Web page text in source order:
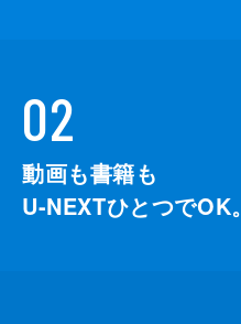
02
動画も書籍も
U-NEXTひとつでOK。